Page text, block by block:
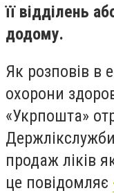
її відділень
додому.
Як розповів в
охорони
«Укрпошта»
продаж ліків
це повідомляє